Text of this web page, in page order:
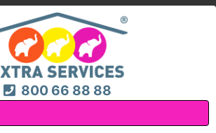
800 66 88 88